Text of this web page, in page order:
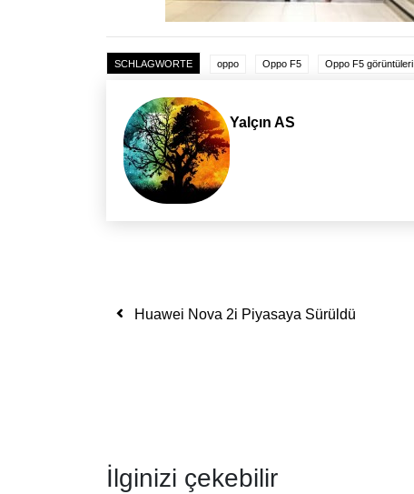
SCHLAGWORTE oppo Oppo F5 Oppo F5 görüntüleri
Yalçın AS
Yazı dolaşımı
Huawei Nova 2i Piyasaya Sürüldü
İlginizi çekebilir